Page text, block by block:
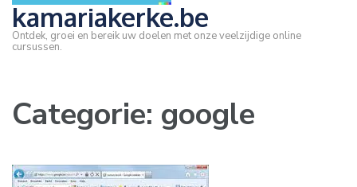
kamariakerke.be
Ontdek, groei en bereik uw doelen met onze veelzijdige online
cursussen.
Categorie: google